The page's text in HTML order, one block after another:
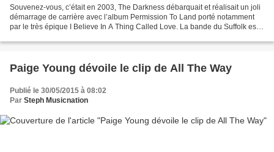
Souvenez-vous, c’était en 2003, The Darkness débarquait et réalisait un joli
démarrage de carrière avec l’album Permission To Land porté notamment
par le très épique I Believe In A Thing Called Love. La bande du Suffolk est
Paige Young dévoile le clip de All The Way
Publié le 30/05/2015 à 08:02
Par Steph Musicnation